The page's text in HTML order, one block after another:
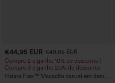
€44,95 EUR €49,95 EUR
Compre 2 e ganhe 10% de desconto |
Compre 3 e ganhe 20% de desconto
Halara Flex™ Macacão casual em denim